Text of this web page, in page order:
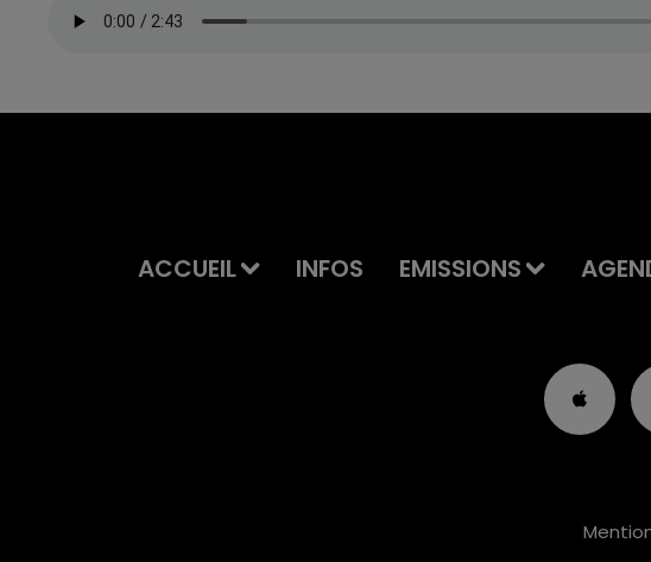
ACCUEIL INFOS EMISSIONS